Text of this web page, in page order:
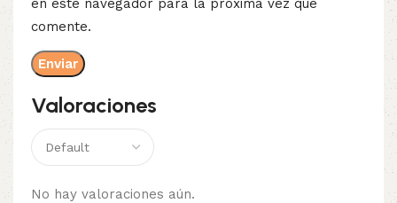
Valoraciones
No hay valoraciones aún.
en este navegador para la próxima vez que
comente.